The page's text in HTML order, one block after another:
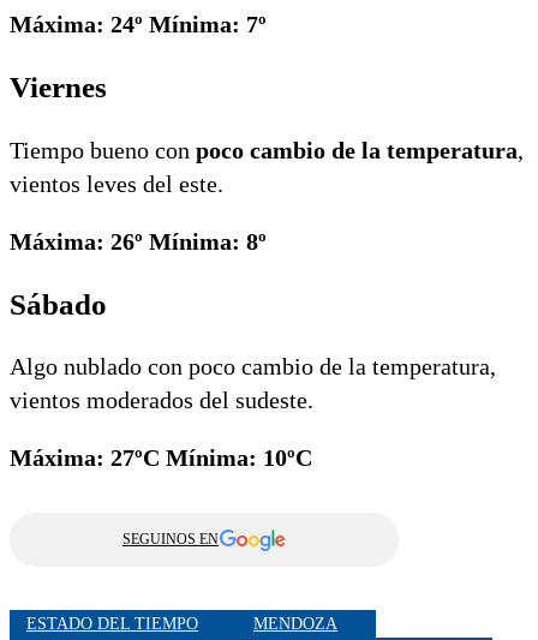
Máxima: 24º Mínima: 7º
Viernes
Tiempo bueno con poco cambio de la temperatura,
vientos leves del este.
Máxima: 26º Mínima: 8º
Sábado
Algo nublado con poco cambio de la temperatura,
vientos moderados del sudeste.
Máxima: 27ºC Mínima: 10ºC
SEGUINOS EN
ESTADO DEL TIEMPO
MENDOZA